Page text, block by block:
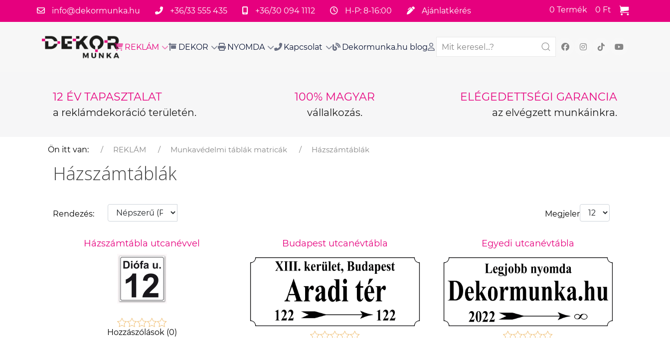
info@dekormunka.hu +36/33 555 435 +36/30 094 1112 H-P: 8-16:00 Ajánlatkérés 0 Termék 0 Ft
REKLÁM DEKOR NYOMDA Kapcsolat Dekormunka.hu blog
12 ÉV TAPASZTALAT
a reklámdekoráció területén.
100% MAGYAR
vállalkozás.
ELÉGEDETTSÉGI GARANCIA
az elvégzett munkáinkra.
Ön itt van: REKLÁM Munkavédelmi táblák matricák Házszámtáblák
Házszámtáblák
Rendezés: Megjelenít:
Házszámtábla utcanévvel
Hozzászólások (0)
Budapest utcanévtábla Egyedi utcanévtábla